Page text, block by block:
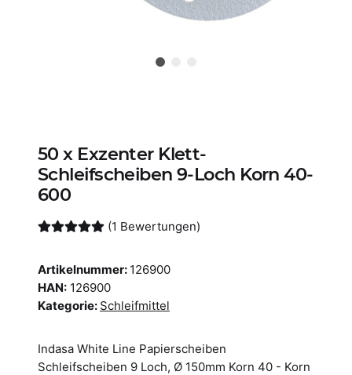
50 x Exzenter Klett-
Schleifscheiben 9-Loch Korn 40-
600
(1 Bewertungen)
Artikelnummer: 126900
HAN: 126900
Kategorie: Schleifmittel
Indasa White Line Papierscheiben
Schleifscheiben 9 Loch, Ø 150mm Korn 40 - Korn